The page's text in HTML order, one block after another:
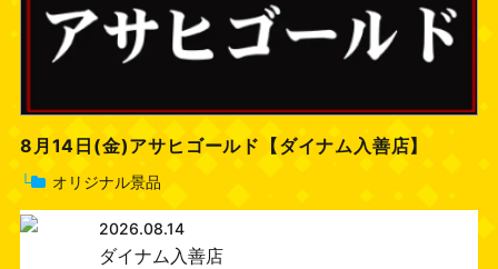
8月14日(金)アサヒゴールド【ダイナム入善店】
└ オリジナル景品
2026.08.14
ダイナム入善店